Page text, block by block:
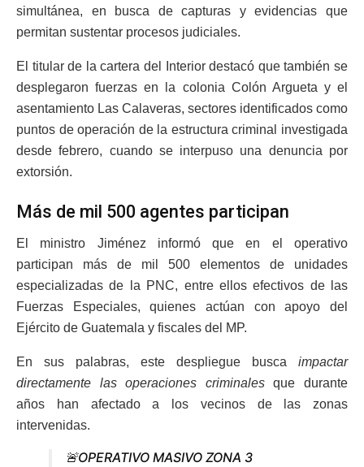
simultánea, en busca de capturas y evidencias que
permitan sustentar procesos judiciales.
El titular de la cartera del Interior destacó que también se
desplegaron fuerzas en la colonia Colón Argueta y el
asentamiento Las Calaveras, sectores identificados como
puntos de operación de la estructura criminal investigada
desde febrero, cuando se interpuso una denuncia por
extorsión.
Más de mil 500 agentes participan
El ministro Jiménez informó que en el operativo
participan más de mil 500 elementos de unidades
especializadas de la PNC, entre ellos efectivos de las
Fuerzas Especiales, quienes actúan con apoyo del
Ejército de Guatemala y fiscales del MP.
En sus palabras, este despliegue busca impactar
directamente las operaciones criminalesque durante
años han afectado a los vecinos de las zonas
intervenidas.
🚨OPERATIVO MASIVO ZONA 3